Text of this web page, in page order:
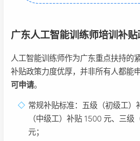
广东人工智能训练师培训补贴
人工智能训练师作为广东重点扶持的
补贴政策力度优厚，并非所有人都能申
可申请。
常规补贴标准：五级（初级工）
（中级工）补贴 1500 元、三
元；